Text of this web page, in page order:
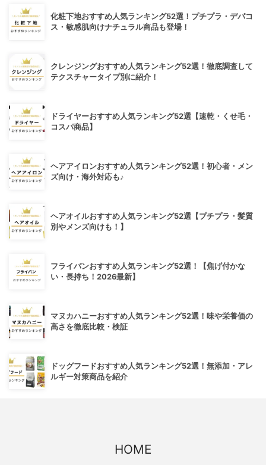
化粧下地おすすめ人気ランキング52選！プチプラ・デパコ
ス・敏感肌向けナチュラル商品も登場！
クレンジングおすすめ人気ランキング52選！徹底調査して
テクスチャータイプ別に紹介！
ドライヤーおすすめ人気ランキング52選【速乾・くせ毛・
コスパ商品】
ヘアアイロンおすすめ人気ランキング52選！初心者・メン
ズ向け・海外対応も♪
ヘアオイルおすすめ人気ランキング52選【プチプラ・髪質
別やメンズ向けも！】
フライパンおすすめ人気ランキング52選！【焦げ付かな
い・長持ち！2026最新】
マヌカハニーおすすめ人気ランキング52選！味や栄養価の
高さを徹底比較・検証
ドッグフードおすすめ人気ランキング52選！無添加・アレ
ルギー対策商品を紹介
HOME